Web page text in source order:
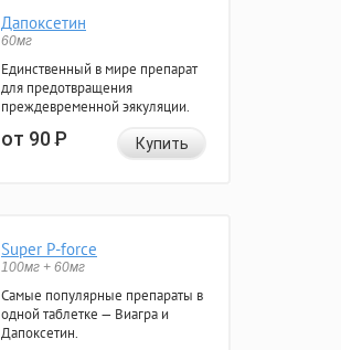
Дапоксетин
60мг
Единственный в мире препарат
для предотвращения
преждевременной эякуляции.
от 90Р Купить
Super P-force
100мг + 60мг
Самые популярные препараты в
одной таблетке — Виагра и
Дапоксетин.